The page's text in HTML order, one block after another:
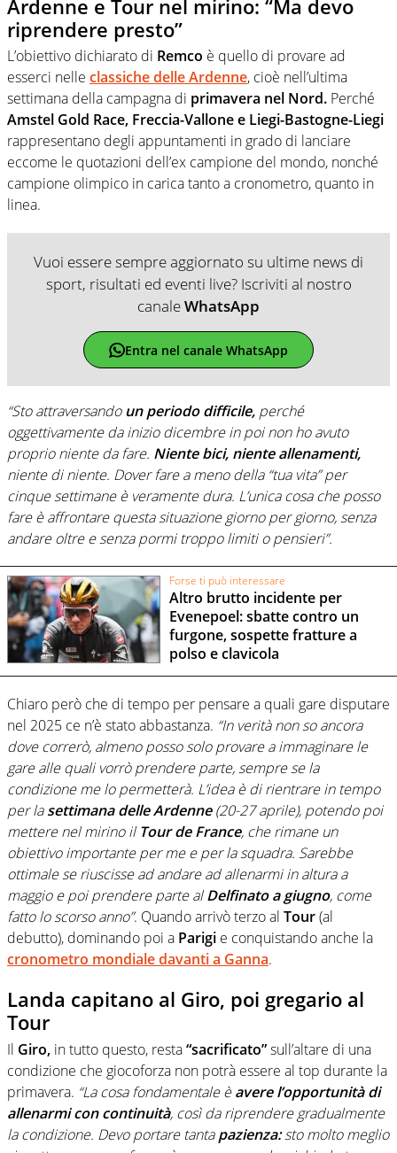
Ardenne e Tour nel mirino: “Ma devo
riprendere presto”
L’obiettivo dichiarato di Remco è quello di provare ad
esserci nelle classiche delle Ardenne, cioè nell’ultima
settimana della campagna di primavera nel Nord. Perché
Amstel Gold Race, Freccia-Vallone e Liegi-Bastogne-Liegi
rappresentano degli appuntamenti in grado di lanciare
eccome le quotazioni dell’ex campione del mondo, nonché
campione olimpico in carica tanto a cronometro, quanto in
linea.
Vuoi essere sempre aggiornato su ultime news di
sport, risultati ed eventi live? Iscriviti al nostro
canaleWhatsApp
Entra nel canale WhatsApp
“Sto attraversandoun periodo difficile, perché
oggettivamente da inizio dicembre in poi non ho avuto
proprio niente da fare. Niente bici, niente allenamenti,
niente di niente. Dover fare a meno della “tua vita” per
cinque settimane è veramente dura. L’unica cosa che posso
fare è affrontare questa situazione giorno per giorno, senza
andare oltre e senza pormi troppo limiti o pensieri”.
Forse ti può interessare
Altro brutto incidente per
Evenepoel: sbatte contro un
furgone, sospette fratture a
polso e clavicola
Chiaro però che di tempo per pensare a quali gare disputare
nel 2025 ce n’è stato abbastanza. “In verità non so ancora
dove correrò, almeno posso solo provare a immaginare le
gare alle quali vorrò prendere parte, sempre se la
condizione me lo permetterà. L’idea è di rientrare in tempo
per lasettimana delle Ardenne(20-27 aprile), potendo poi
mettere nel mirino il Tour de France, che rimane un
obiettivo importante per me e per la squadra. Sarebbe
ottimale se riuscisse ad andare ad allenarmi in altura a
maggio e poi prendere parte alDelfinato a giugno, come
fatto lo scorso anno”. Quando arrivò terzo al Tour(al
debutto), dominando poi a Parigi e conquistando anche la
cronometro mondiale davanti a Ganna.
Landa capitano al Giro, poi gregario al
Tour
Il Giro, in tutto questo, resta“sacrificato”sull’altare di una
condizione che giocoforza non potrà essere al top durante la
primavera. “La cosa fondamentale èavere l’opportunità di
allenarmi con continuità, così da riprendere gradualmente
la condizione. Devo portare tantapazienza:sto molto meglio